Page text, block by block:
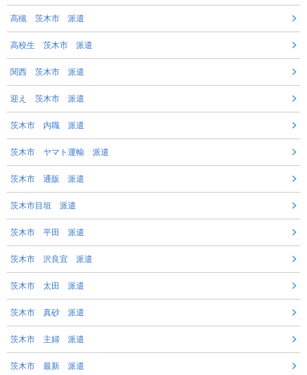
高槻 茨木市 派遣
高校生 茨木市 派遣
関西 茨木市 派遣
迎え 茨木市 派遣
茨木市 内職 派遣
茨木市 ヤマト運輸 派遣
茨木市 通販 派遣
茨木市目垣 派遣
茨木市 平田 派遣
茨木市 沢良宜 派遣
茨木市 太田 派遣
茨木市 真砂 派遣
茨木市 主婦 派遣
茨木市 最新 派遣